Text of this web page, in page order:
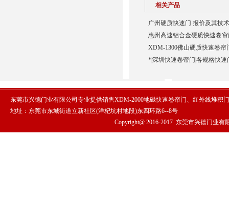
相关产品
广州硬质快速门 报价及其技
惠州高速铝合金硬质快速卷
XDM-1300佛山硬质快速卷帘
*|深圳快速卷帘门|各规格快速
东莞市兴德门业有限公司专业提供销售XDM-2000地磁快速卷帘门、红外线堆积
地址：东莞市东城街道立新社区(洋杞坑村地段)东四环路6--8号
Copyright@ 2016-2017 东莞市兴德门业有